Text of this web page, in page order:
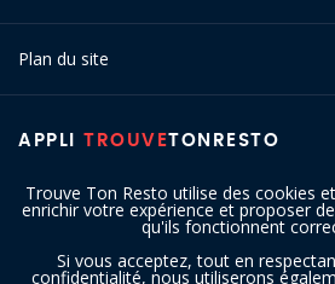
Trouve Ton Resto utilise des cookies
enrichir votre expérience et proposer
qu'ils fonctionnent
Si vous acceptez, tout en
confidentialité, nous utiliserons
APPLI TROUVETONRESTO
Plan du site